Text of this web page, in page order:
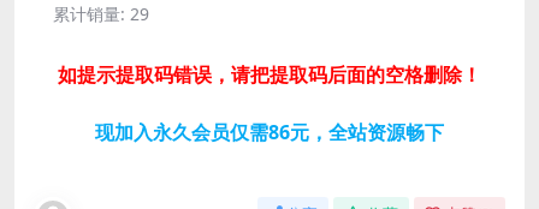
累计销量: 29
如提示提取码错误，请把提取码后面的空格删除！
现加入永久会员仅需86元，全站资源畅下